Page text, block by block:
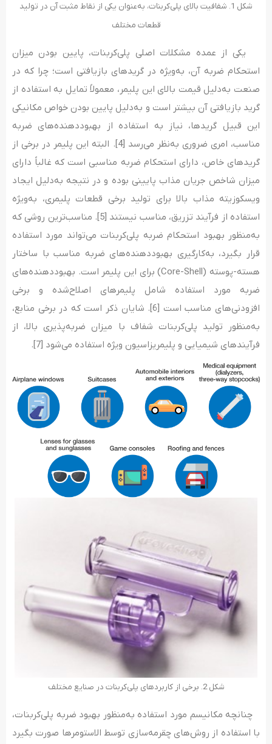
شکل 1. شفافیت بالای پلی‌کربنات، به‌عنوان یکی از نقاط مثبت آن در تولید
قطعات مختلف
یکی از عمده مشکلات اصلی پلی‌کربنات، پایین بودن میزان
استحکام ضربه­ آن، به‌ویژه در گریدهای بازیافتی است؛ چرا که در
صنعت به‌دلیل قیمت بالای این پلیمر، معمولاً تمایل به استفاده از
گرید بازیافتی ­آن بیشتر است و به‌دلیل پایین بودن خواص مکانیکی
این قبیل گریدها، نیاز به استفاده از بهبوددهنده‌­های ضربه
مناسب، امری ضروری به‌نظر می­‌رسد [4]. البته این پلیمر در برخی از
گریدهای خاص، دارای استحکام ضربه مناسبی است که غالباً دارای
میزان شاخص جریان مذاب پایینی بوده و در نتیجه به‌دلیل ایجاد
ویسکوزیته مذاب بالا برای تولید برخی قطعات پلیمری، به‌ویژه
استفاده از فرآیند تزریق، مناسب نیستند [5]. مناسب­‌ترین روشی که
به‌منظور بهبود استحکام ضربه پلی‌کربنات می­‌تواند مورد استفاده
قرار بگیرد، به‌کارگیری بهبوددهنده‌­های ضربه مناسب با ساختار
هسته-پوسته (Core-Shell) برای این پلیمر است. بهبوددهنده‌­های
ضربه مورد استفاده شامل پلیمرهای اصلاح‌شده و برخی
افزودنی‌های مناسب است [6]. شایان ذکر است که در برخی منابع،
به‌منظور تولید پلی‌کربنات شفاف با میزان ضربه‌پذیری بالا، از
فرآیند‌های شیمیایی و پلیمریزاسیون ویژه استفاده می‌شود [7].
شکل 2. برخی از کاربردهای پلی‌کربنات در صنایع مختلف
چنانچه مکانیسم مورد استفاده به‌منظور بهبود ضربه پلی‌کربنات،
با استفاده از روش‌­های چقرمه‌سازی توسط الاستومرها صورت بگیرد